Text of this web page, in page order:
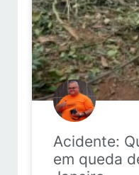
Acidente:
em queda